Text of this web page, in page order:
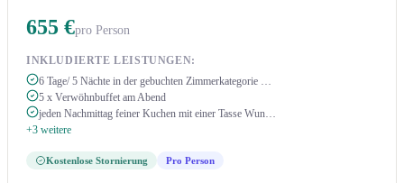
655 €pro Person
INKLUDIERTE LEISTUNGEN:
6 Tage/ 5 Nächte in der gebuchten Zimmerkategorie …
5 x Verwöhnbuffet am Abend
jeden Nachmittag feiner Kuchen mit einer Tasse Wun…
+3 weitere
Kostenlose Stornierung Pro Person